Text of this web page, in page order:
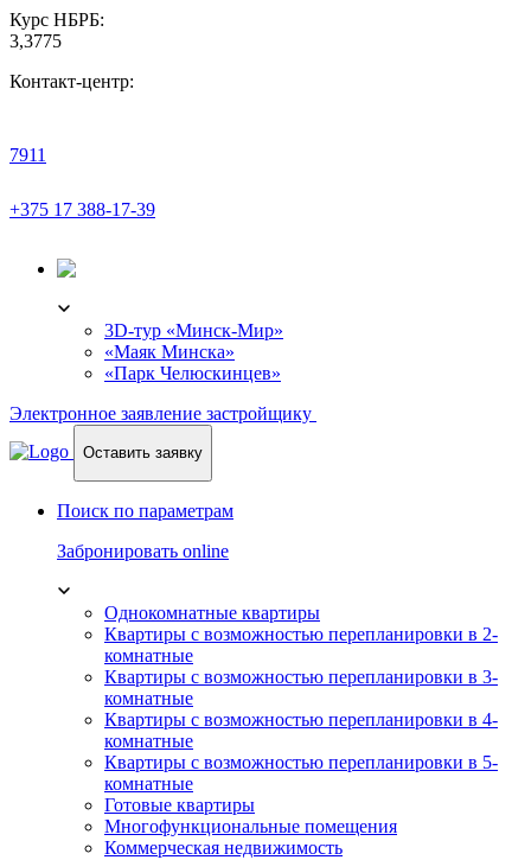
Курс НБРБ:
3,3775
Контакт-центр:
7911
+375 17 388-17-39
3D-тур «Минск-Мир»
«Маяк Минска»
«Парк Челюскинцев»
Электронное заявление застройщику
Оставить заявку
Поиск по параметрам
Забронировать online
Однокомнатные квартиры
Квартиры с возможностью перепланировки в 2-
комнатные
Квартиры с возможностью перепланировки в 3-
комнатные
Квартиры с возможностью перепланировки в 4-
комнатные
Квартиры с возможностью перепланировки в 5-
комнатные
Готовые квартиры
Многофункциональные помещения
Коммерческая недвижимость